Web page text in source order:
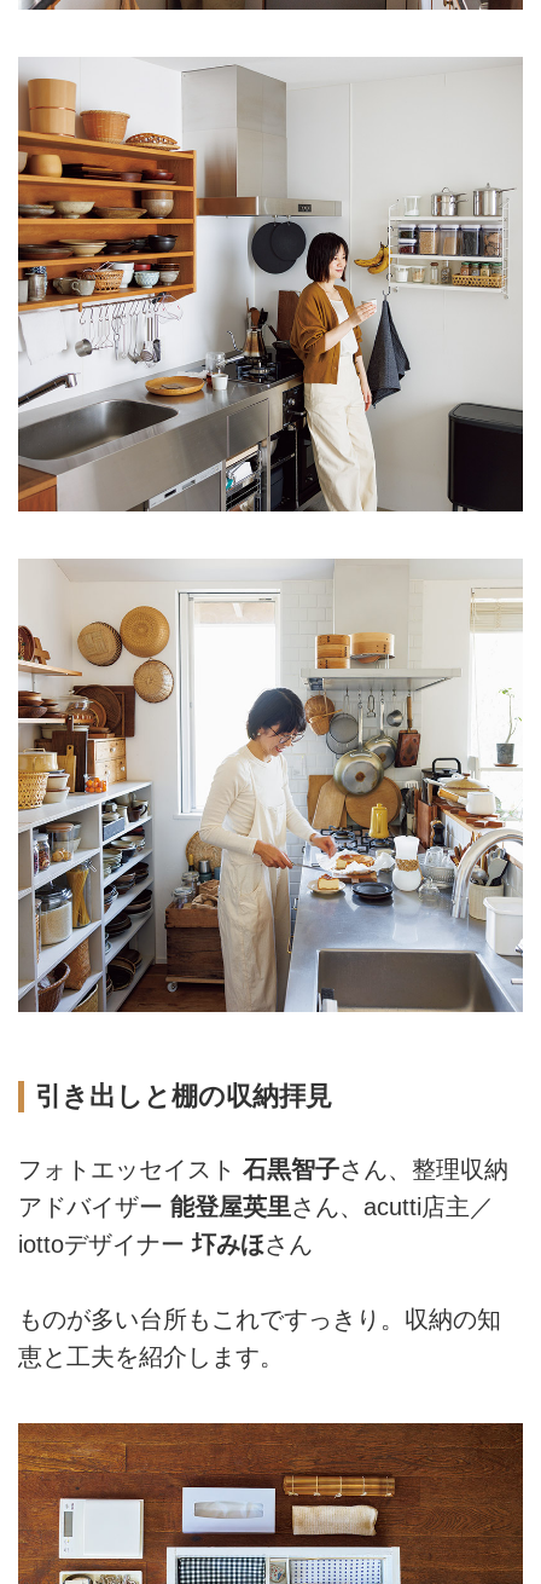
引き出しと棚の収納拝見
フォトエッセイスト 石黒智子さん、整理収納
アドバイザー 能登屋英里さん、acutti店主／
iottoデザイナー圷みほさん
ものが多い台所もこれですっきり。収納の知
恵と工夫を紹介します。